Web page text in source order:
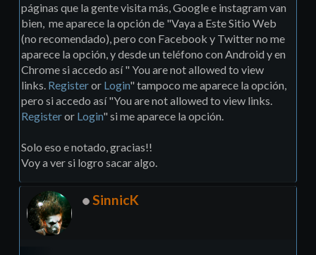
páginas que la gente visita más, Google e instagram van
bien, me aparece la opción de "Vaya a Este Sitio Web
(no recomendado), pero con Facebook y Twitter no me
aparece la opción, y desde un teléfono con Android y en
Chrome si accedo así " You are not allowed to view
links. Registeror Login" tampoco me aparece la opción,
pero si accedo así "You are not allowed to view links.
Registeror Login" si me aparece la opción.
Solo eso e notado, gracias!!
Voy a ver si logro sacar algo.
SinnicK